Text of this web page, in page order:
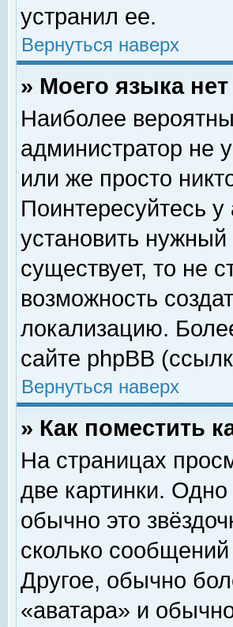
устранил ее.
Вернуться наверх
» Моего языка
Наиболее
администратор не
или же просто
Поинтересуйтесь
установить нужный
существует, то не
возможность
локализацию.
сайте phpBB
Вернуться наверх
» Как поместить
На страницах
две картинки.
обычно это
сколько
Другое, обычно
«аватара» и